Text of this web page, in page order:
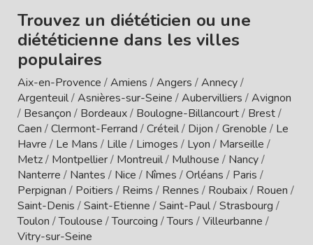
Trouvez un diététicien ou une
diététicienne dans les villes
populaires
Aix-en-Provence /Amiens /Angers /Annecy/
Argenteuil/Asnières-sur-Seine /Aubervilliers /Avignon
/ Besançon / Bordeaux/ Boulogne-Billancourt/ Brest/
Caen /Clermont-Ferrand /Créteil/ Dijon /Grenoble / Le
Havre / Le Mans / Lille / Limoges / Lyon / Marseille /
Metz/ Montpellier/ Montreuil/ Mulhouse / Nancy/
Nanterre / Nantes / Nice / Nîmes /Orléans / Paris /
Perpignan / Poitiers / Reims / Rennes / Roubaix/ Rouen /
Saint-Denis /Saint-Etienne /Saint-Paul/Strasbourg /
Toulon /Toulouse /Tourcoing /Tours /Villeurbanne /
Vitry-sur-Seine